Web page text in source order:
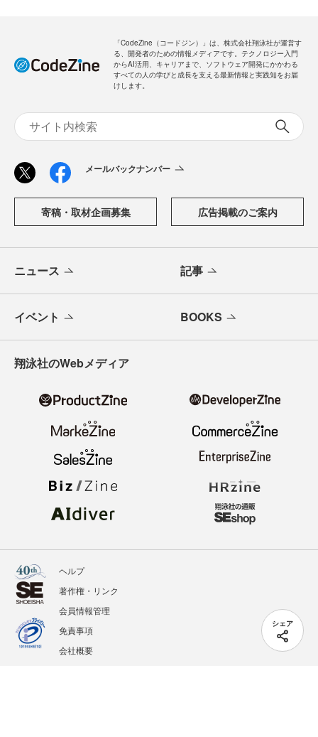
シェア
「CodeZine（コードジン）」は、株式会社翔泳社が運営す
る、開発者のための情報メディアです。テクノロジー入門
からAI活用、キャリアまで、ソフトウェア開発にかかわる
すべての人の学びと成長を支える最新情報と実践知をお届
けします。
メールバックナンバー
寄稿・取材企画募集 広告掲載のご案内
ニュース 記事
イベント BOOKS
翔泳社のWebメディア
ヘルプ
著作権・リンク
会員情報管理
免責事項
会社概要